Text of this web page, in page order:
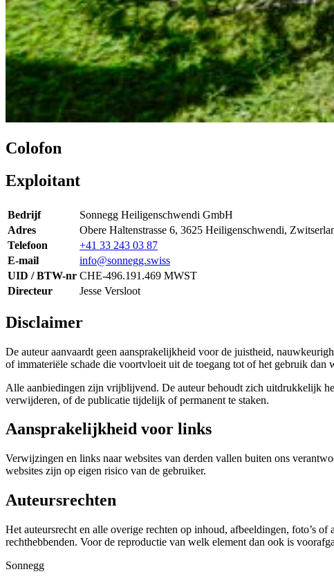
Colofon
Exploitant
Bedrijf
Sonnegg Heiligenschwendi GmbH
Adres
Obere Haltenstrasse 6, 3625 Heiligenschwendi,
Telefoon
+41 33 243 03 87
E-mail
info@sonnegg.swiss
UID / BTW-nr CHE-496.191.469 MWST
Directeur
Jesse Versloot
Disclaimer
De auteur aanvaardt geen aansprakelijkheid voor de juistheid,
of immateriële schade die voortvloeit uit de toegang tot of het gebruik
Alle aanbiedingen zijn vrijblijvend. De auteur behoudt zich uitdrukkelijk
verwijderen, of de publicatie tijdelijk of permanent te staken.
Aansprakelijkheid voor links
Verwijzingen en links naar websites van derden vallen buiten ons
websites zijn op eigen risico van de gebruiker.
Auteursrechten
Het auteursrecht en alle overige rechten op inhoud, afbeeldingen, foto’s
rechthebbenden. Voor de reproductie van welk element dan ook is
Sonnegg